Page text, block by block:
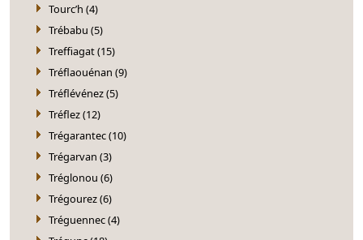
Tourc’h (4)
Trébabu (5)
Treffiagat (15)
Tréflaouénan (9)
Tréflévénez (5)
Tréflez (12)
Trégarantec (10)
Trégarvan (3)
Tréglonou (6)
Trégourez (6)
Tréguennec (4)